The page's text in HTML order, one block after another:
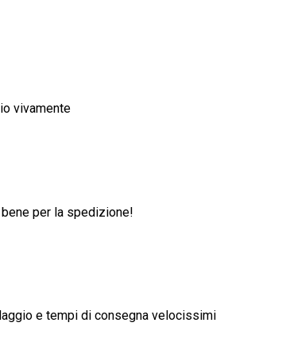
vivamente
per la spedizione!
e tempi di consegna velocissimi